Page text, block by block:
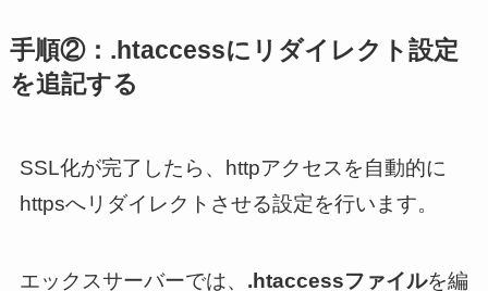
手順②：.htaccessにリダイレクト設定
を追記する
SSL化が完了したら、httpアクセスを自動的に
httpsへリダイレクトさせる設定を行います。
エックスサーバーでは、 .htaccessファイルを編